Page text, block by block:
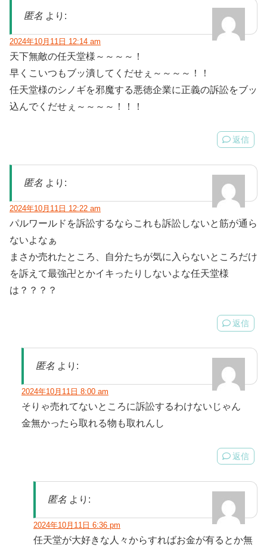
匿名 より:
2024年10月11日 12:14 am
天下無敵の任天堂様～～～～！
早くこいつもブッ潰してくだせぇ～～～～！！
任天堂様のシノギを邪魔する悪徳企業に正義の訴訟をブッ
込んでくだせぇ～～～～！！！
返信
匿名 より:
2024年10月11日 12:22 am
パルワールドを訴訟するならこれも訴訟しないと筋が通ら
ないよなぁ
まさか売れたところ、自分たちが気に入らないところだけ
を訴えて最強卍とかイキったりしないよな任天堂様
は？？？？
返信
匿名 より:
2024年10月11日 8:00 am
そりゃ売れてないところに訴訟するわけないじゃん
金無かったら取れる物も取れんし
返信
匿名 より:
2024年10月11日 6:36 pm
任天堂が大好きな人々からすればお金が有るとか無